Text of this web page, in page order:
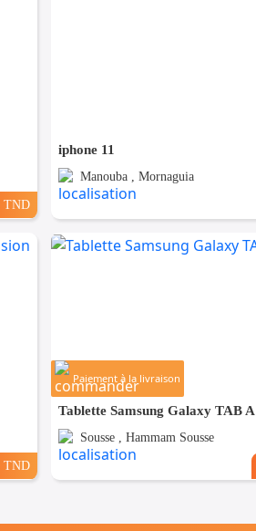
TND
iphone 11
Manouba , Mornaguia
TND
Paiement à la livraison
Tablette Samsung Galaxy TAB A
Sousse , Hammam Sousse